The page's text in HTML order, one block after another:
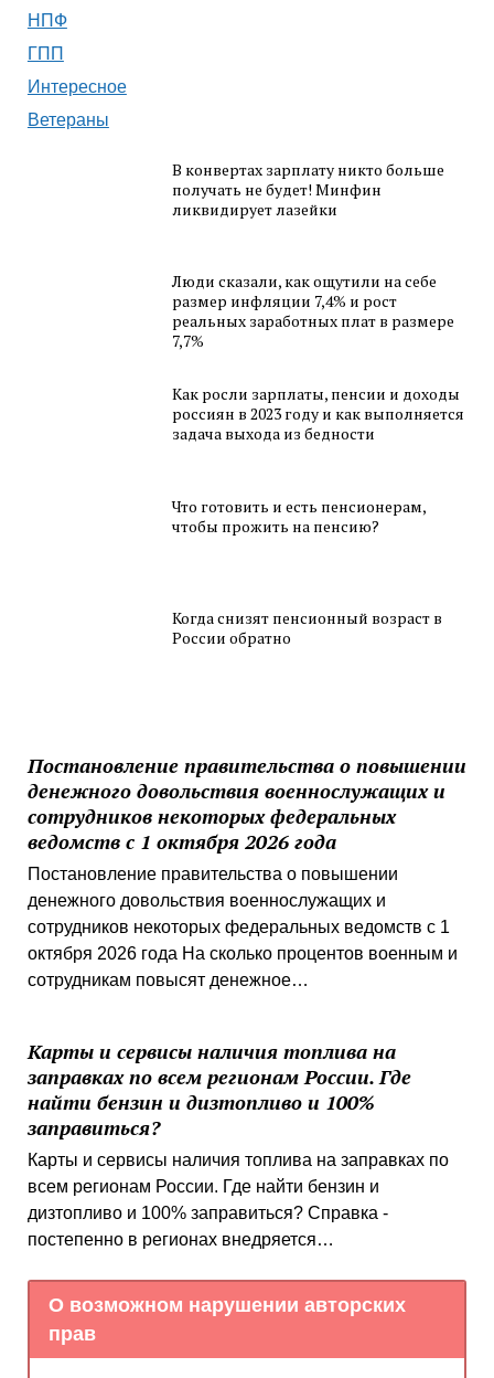
НПФ
ГПП
Интересное
Ветераны
В конвертах зарплату никто больше
получать не будет! Минфин
ликвидирует лазейки
Люди сказали, как ощутили на себе
размер инфляции 7,4% и рост
реальных заработных плат в размере
7,7%
Как росли зарплаты, пенсии и доходы
россиян в 2023 году и как выполняется
задача выхода из бедности
Что готовить и есть пенсионерам,
чтобы прожить на пенсию?
Когда снизят пенсионный возраст в
России обратно
Постановление правительства о повышении
денежного довольствия военнослужащих и
сотрудников некоторых федеральных
ведомств с 1 октября 2026 года
Постановление правительства о повышении
денежного довольствия военнослужащих и
сотрудников некоторых федеральных ведомств с 1
октября 2026 года На сколько процентов военным и
сотрудникам повысят денежное…
Карты и сервисы наличия топлива на
заправках по всем регионам России. Где
найти бензин и дизтопливо и 100%
заправиться?
Карты и сервисы наличия топлива на заправках по
всем регионам России. Где найти бензин и
дизтопливо и 100% заправиться? Справка -
постепенно в регионах внедряется…
О возможном нарушении авторских
прав